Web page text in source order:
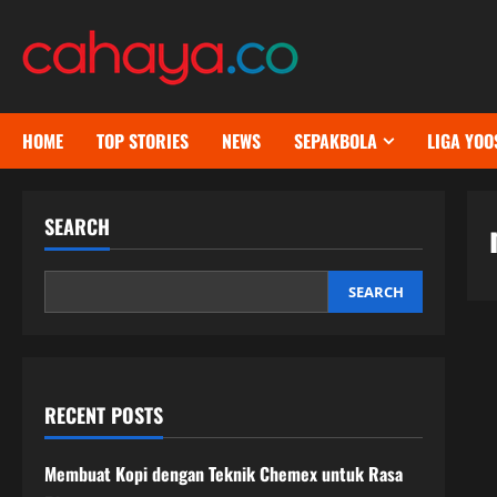
content
HOME TOP STORIES NEWS SEPAKBOLA LIGA
SEARCH
SEARCH
RECENT POSTS
Membuat Kopi dengan Teknik Chemex untuk Rasa